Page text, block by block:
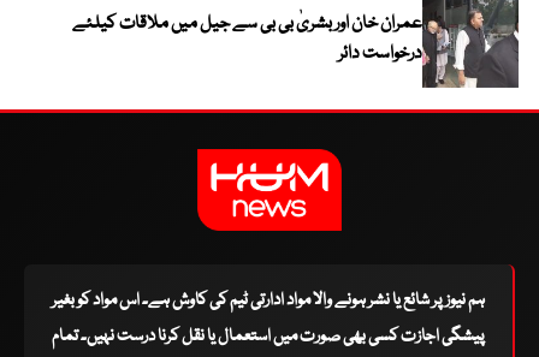
عمران خان اور بشریٰ بی بی سے جیل میں ملاقات کیلئے
درخواست دائر
ہم نیوز پر شائع یا نشر ہونے والا مواد ادارتی ٹیم کی کاوش ہے۔ اس مواد کو بغیر
پیشگی اجازت کسی بھی صورت میں استعمال یا نقل کرنا درست نہیں۔ تمام